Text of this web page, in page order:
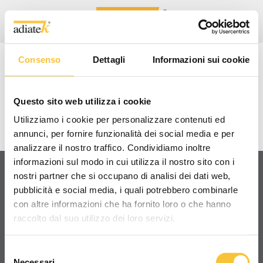
Consenso Dettagli Informazioni sui cookie
Questo sito web utilizza i cookie
Utilizziamo i cookie per personalizzare contenuti ed
annunci, per fornire funzionalità dei social media e per
analizzare il nostro traffico. Condividiamo inoltre
informazioni sul modo in cui utilizza il nostro sito con i
nostri partner che si occupano di analisi dei dati web,
pubblicità e social media, i quali potrebbero combinarle
con altre informazioni che ha fornito loro o che hanno
raccolto dal suo utilizzo dei loro servizi.
CORAL 80M II
VIDEO TUTORIAL/TECNICI
Condividi